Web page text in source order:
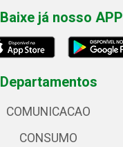
Baixe já nosso APP
Departamentos
COMUNICACAO
CONSUMO